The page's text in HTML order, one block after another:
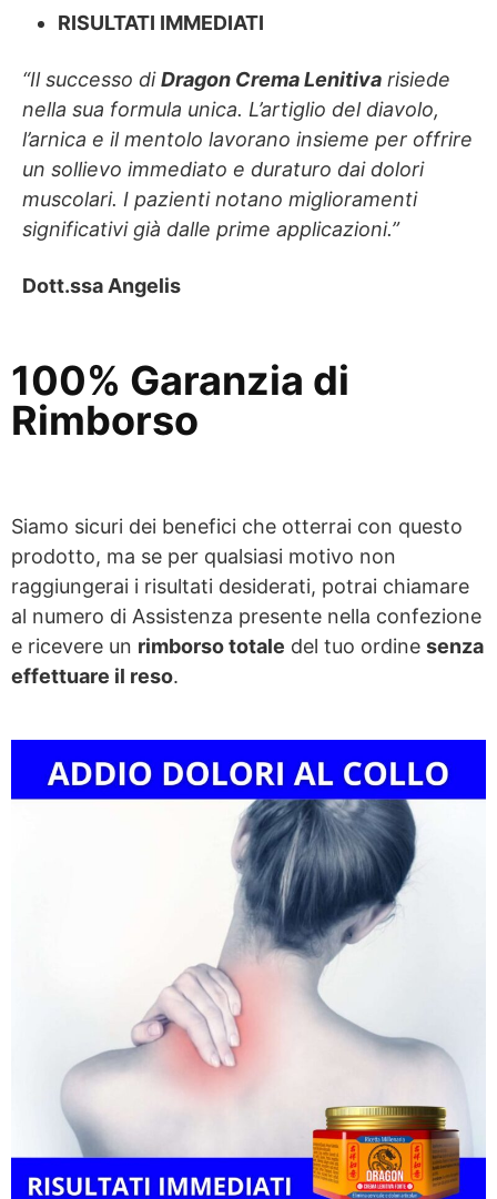
RISULTATI IMMEDIATI
“Il successo diDragon Crema Lenitiva risiede
nella sua formula unica. L’artiglio del diavolo,
l’arnica e il mentolo lavorano insieme per offrire
un sollievo immediato e duraturo dai dolori
muscolari. I pazienti notano miglioramenti
significativi già dalle prime applicazioni.”
Dott.ssa Angelis
100% Garanzia di
Rimborso
Siamo sicuri dei benefici che otterrai con questo
prodotto, ma se per qualsiasi motivo non
raggiungerai i risultati desiderati, potrai chiamare
al numero di Assistenza presente nella confezione
e ricevere un rimborso totale del tuo ordine senza
effettuare il reso.